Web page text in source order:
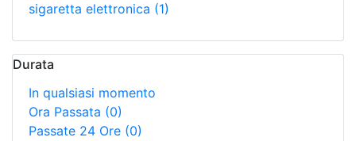
sigaretta elettronica (1)
Durata
In qualsiasi momento
Ora Passata (0)
Passate 24 Ore (0)